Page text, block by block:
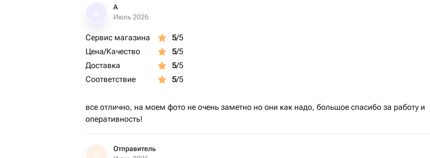
А
Июль 2026
Сервис магазина 5/5
Цена/Качество
5/5
Доставка
5/5
Соответствие
5/5
все отлично, на моем фото не очень заметно но они как надо, большое спасибо за работу и
оперативность!
О
Отправитель